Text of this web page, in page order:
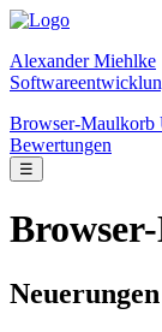
Alexander Miehlke
Browser-Maulkorb
Bewertungen
☰
Neuerungen